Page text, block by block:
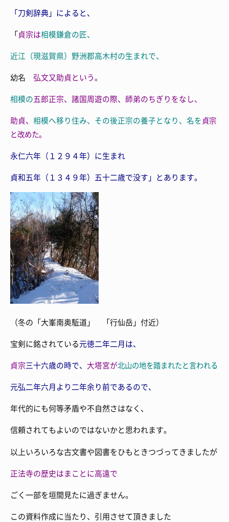
「刀剣辞典」によると、
「貞宗は相模鎌倉の匠、
近江（現滋賀県）野洲郡高木村の生まれで、
幼名 弘文又助貞という。
相模の五郎正宗、諸国周遊の際、師弟のちぎりをなし、
助貞、 相模へ移り住み、その後正宗の養子となり、名を 貞宗
と改めた。
永仁六年（１２９４年）に生まれ
貞和五年（１３４９年）五十二歳で没す」とあります。
（冬の「大峯南奥駈道」 「行仙岳」付近）
宝剣に銘されている元徳二年二月は、
貞宗三十六歳の時で、 大塔宮が北山の地を踏まれたと言われる
元弘二年六月より二年余り前であるので、
年代的にも何等矛盾や不自然さはなく、
信頼されてもよいのではないかと思われます。
以上いろいろな古文書や図書をひもときつづってきましたが
正法寺の歴史はまことに高遠で
ごく一部を垣間見たに過ぎません。
この資料作成に当たり、引用させて頂きました